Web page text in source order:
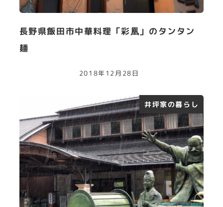
長野県飯田市中華料理「彩凰」のタンタン
麺
2018年12月28日
井坪家の暮らし